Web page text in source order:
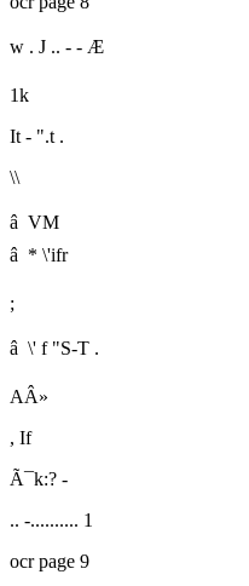
w . J .. - - Æ
1k
It - ".t .
\\
â VM
â * \'ifr
;
â \' f "S-T .
AÂ»
, If
Ã¯k:? -
.. -.......... 1
ocr page 9